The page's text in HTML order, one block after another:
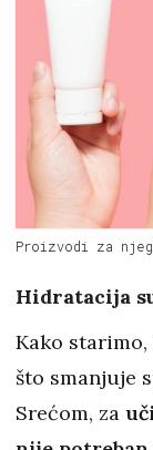
Proizvodi za
Hidratacija
Kako
što smanjuje
Srećom, za